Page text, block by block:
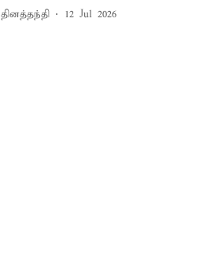
தினத்தந்தி 12 Jul 2026